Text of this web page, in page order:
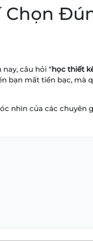
Chọn
câu hỏi “học thiết
bạn mất tiền bạc, mà
nhìn của các chuyên